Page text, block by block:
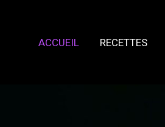
ACCUEIL RECETTES